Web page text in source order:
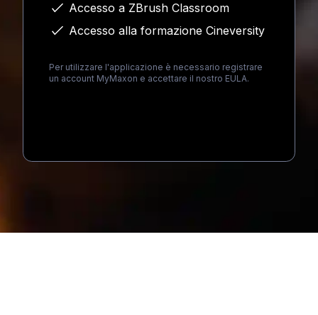
Accesso a ZBrush Classroom
Accesso alla formazione Cineversity
Per utilizzare l'applicazione è necessario registrare
un account MyMaxon e accettare il nostro EULA.